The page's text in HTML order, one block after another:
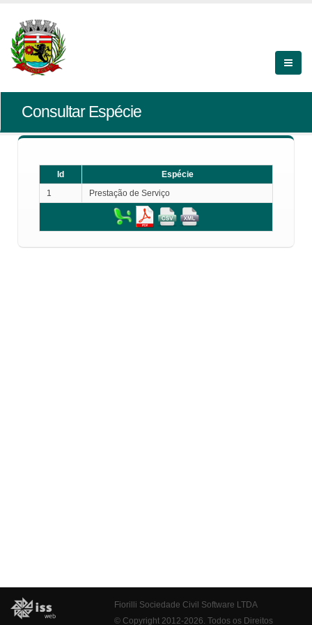
Consultar Espécie
Id
Espécie
1
Prestação de Serviço
Fiorilli Sociedade Civil Software LTDA
© Copyright 2012-2026. Todos os Direitos